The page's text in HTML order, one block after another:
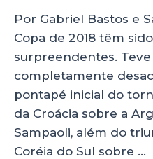
Por Gabriel Bastos e
Copa de 2018 têm
surpreendentes. Teve
completamente
pontapé inicial do
da Croácia sobre a
Sampaoli, além do
Coréia do Sul sobre …